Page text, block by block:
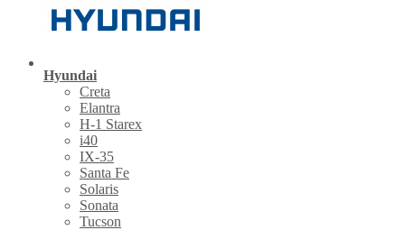
Hyundai
Creta
Elantra
H-1 Starex
i40
IX-35
Santa Fe
Solaris
Sonata
Tucson